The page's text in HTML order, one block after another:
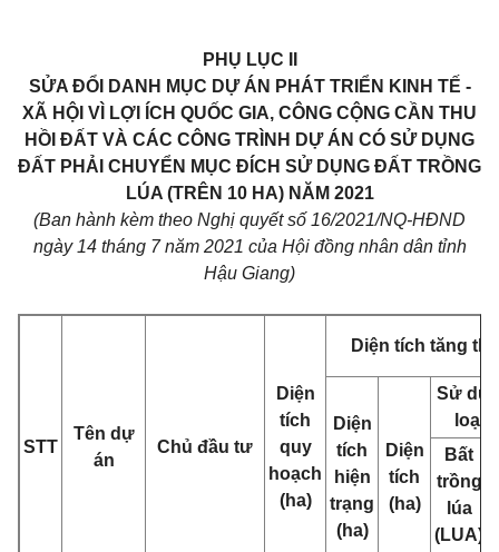
PHỤ LỤC II
SỬA ĐỔI DANH MỤC DỰ ÁN PHÁT TRIỂN KINH TẾ -
XÃ HỘI VÌ LỢI ÍCH QUỐC GIA, CÔNG CỘNG CẦN THU
HỒI ĐẤT VÀ CÁC CÔNG TRÌNH DỰ ÁN CÓ SỬ DỤNG
ĐẤT PHẢI CHUYỂN MỤC ĐÍCH SỬ DỤNG ĐẤT TRỒNG
LÚA (TRÊN 10 HA) NĂM 2021
(Ban hành kèm theo Nghị quyết số 16/2021/NQ-HĐND
ngày 14 tháng 7 năm 2021 của Hội đồng nhân dân tỉnh
Hậu Giang)
STT
Tên dự
án
Chủ đầu tư
Diện
tích
quy
hoạch
(ha)
Diện tích tăng
Diện
tích
hiện
trạng
(ha)
Diện
tích
(ha)
Sử
loại
Bất
trồng
lúa
(LUA)